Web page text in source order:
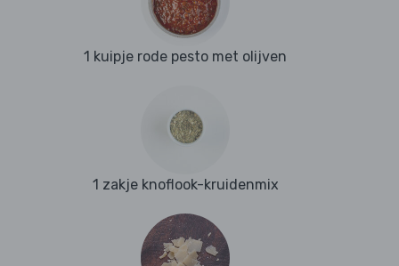
1 kuipje rode pesto met olijven
1 zakje knoflook-kruidenmix